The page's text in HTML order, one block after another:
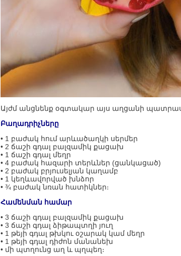
Այժմ անցնենք օգտակար այս աղցանի
Բաղադրիչները
• 1 բաժակ հում արևածաղկի սերմեր
• 2 ճաշի գդալ բալզամիկ քացախ
• 1 ճաշի գդալ մեղր
• 4 բաժակ հազարի տերևներ (ցանկացած)
• 2 բաժակ բրյուսելյան կաղամբ
• 1 կեղևավորված խնձոր
• ¾ բաժակ նռան հատիկներ։
Համենման համար
• 3 ճաշի գդալ բալզամիկ քացախ
• 3 ճաշի գդալ ձիթապտղի յուղ
• 1 թեյի գդալ թխկու օշարակ կամ մեղր
• 1 թեյի գդալ դիժոն մանանեխ
• մի պտղունց աղ և պղպեղ։